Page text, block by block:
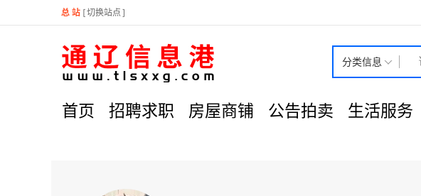
总 站 [切换站点 ]
分类信息
首页 招聘求职 房屋商铺 公告拍卖 生活服务